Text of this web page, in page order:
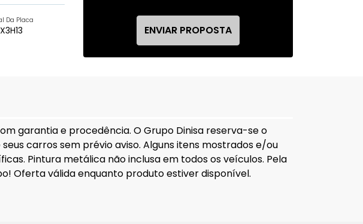
ENVIAR PROPOSTA
Da Placa
garantia e procedência. O Grupo Dinisa reserva-se o
carros sem prévio aviso. Alguns itens mostrados e/ou
Pintura metálica não inclusa em todos os veículos. Pela
Oferta válida enquanto produto estiver disponível.